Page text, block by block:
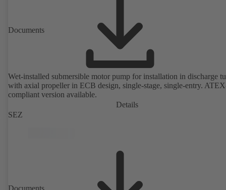
Documents
Wet-installed submersible motor pump for installation in discharge
with axial propeller in ECB design, single-stage, single-entry.
compliant version available.
Details
SEZ
Documents